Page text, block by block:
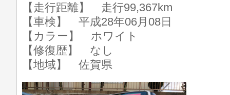
【走行距離】 走行99,367km
【車検】 平成28年06月08日
【カラー】 ホワイト
【修復歴】 なし
【地域】 佐賀県